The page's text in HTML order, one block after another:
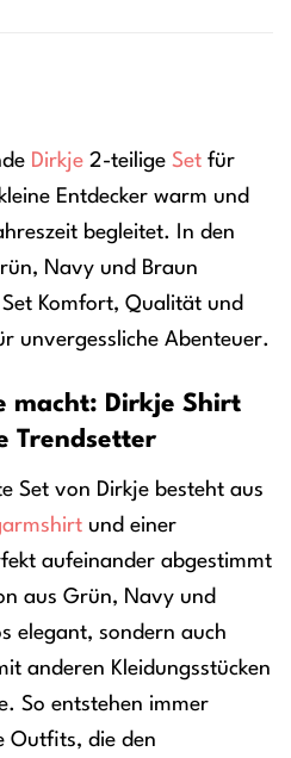
Dirkje 2-teilige Set für
Entdecker warm und
begleitet. In den
Navy und Braun
Komfort, Qualität und
unvergessliche Abenteuer.
macht: Dirkje Shirt
Trendsetter
Set von Dirkje besteht aus
und einer
aufeinander abgestimmt
aus Grün, Navy und
elegant, sondern auch
anderen Kleidungsstücken
So entstehen immer
Outfits, die den